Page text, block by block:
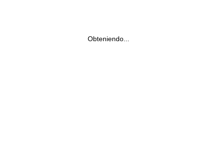
Obteniendo...